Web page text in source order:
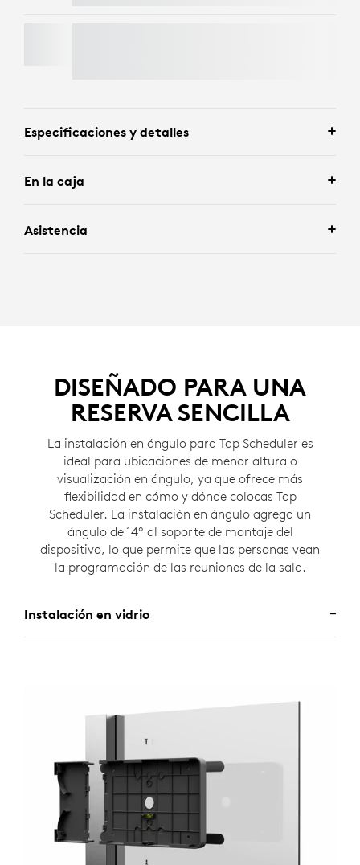
Especificaciones y detalles
En la caja
Asistencia
DISEÑADO PARA UNA
RESERVA SENCILLA
La instalación en ángulo para Tap Scheduler es
ideal para ubicaciones de menor altura o
visualización en ángulo, ya que ofrece más
flexibilidad en cómo y dónde colocas Tap
Scheduler. La instalación en ángulo agrega un
ángulo de 14º al soporte de montaje del
dispositivo, lo que permite que las personas vean
la programación de las reuniones de la sala.
Instalación en vidrio